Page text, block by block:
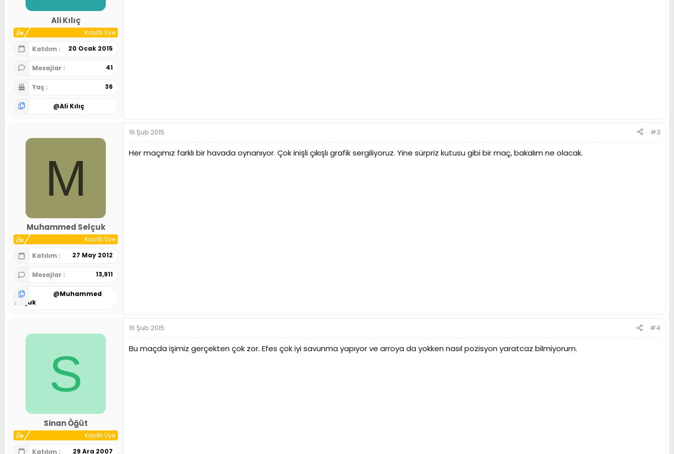
Ali Kılıç
Kayıtlı Üye
Katılım
20 Ocak 2015
Mesajlar 41
Yaş 36
@Ali Kılıç
M
Muhammed Selçuk
Kayıtlı Üye
Katılım
27 May 2012
Mesajlar 13,911
@Muhammed
Selçuk
16 Şub 2015 #3
Her maçımız farklı bir havada oynanıyor. Çok inişli çıkışlı grafik sergiliyoruz. Yine sürpriz kutusu gibi bir maç, bakalım ne olacak.
S
Sinan Öğüt
Kayıtlı Üye
Katılım
29 Ara 2007
16 Şub 2015 #4
Bu maçda işimiz gerçekten çok zor. Efes çok iyi savunma yapıyor ve arroya da yokken nasıl pozisyon yaratcaz bilmiyorum.